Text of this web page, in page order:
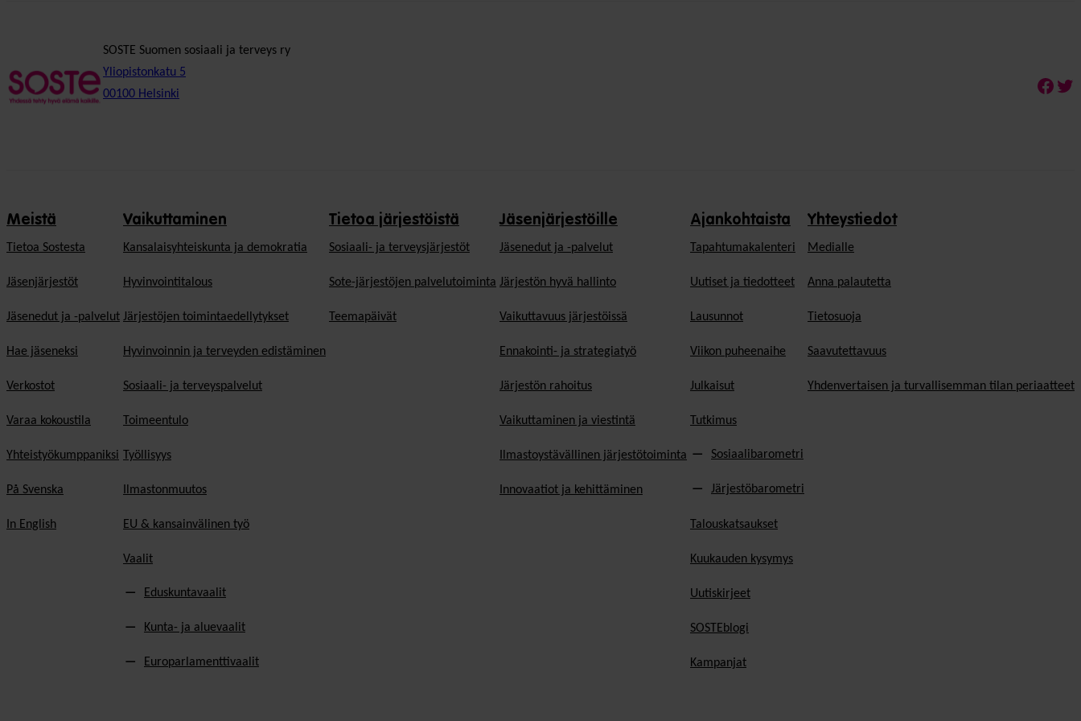
SOSTE Suomen sosiaali ja terveys ry
Yliopistonkatu 5
00100 Helsinki
Meistä
Tietoa Sostesta
Jäsenjärjestöt
Jäsenedut ja -palvelut
Hae jäseneksi
Verkostot
Varaa kokoustila
Yhteistyökumppaniksi
På Svenska
In English
Vaikuttaminen
Kansalaisyhteiskunta ja demokratia
Hyvinvointitalous
Järjestöjen toimintaedellytykset
Hyvinvoinnin ja terveyden edistäminen
Sosiaali- ja terveyspalvelut
Toimeentulo
Työllisyys
Ilmastonmuutos
EU & kansainvälinen työ
Vaalit
Eduskuntavaalit
Kunta- ja aluevaalit
Europarlamenttivaalit
Tietoa järjestöistä
Sosiaali- ja terveysjärjestöt
Sote-järjestöjen palvelutoiminta
Teemapäivät
Jäsenjärjestöille
Jäsen­edut ja -palvelut
Järjestön hyvä hallinto
Vaikuttavuus järjestöissä
Ennakointi- ja strategiatyö
Järjestön rahoitus
Vaikuttaminen ja viestintä
Ilmastoystävällinen järjestötoiminta
Innovaatiot ja kehittäminen
Ajankohtaista
Tapahtumakalenteri
Uutiset ja tiedotteet
Lausunnot
Viikon puheenaihe
Julkaisut
Tutkimus
Sosiaalibarometri
Järjestöbarometri
Talouskatsaukset
Kuukauden kysymys
Uutiskirjeet
SOSTEblogi
Kampanjat
Yhteystiedot
Medialle
Anna palautetta
Tietosuoja
Saavutettavuus
Yhdenvertaisen ja turvallisemman tilan periaatteet